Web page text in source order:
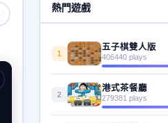
熱門遊戲
1
五子棋雙人版
406440 plays
2
港式茶餐廳
279381 plays